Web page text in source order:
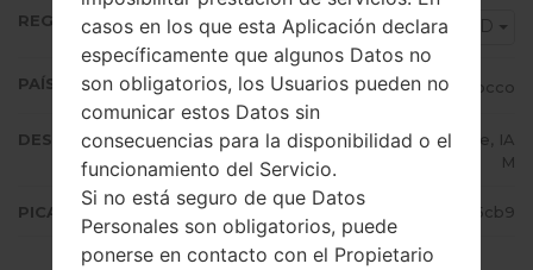
REGIÓN MWD
PAÍS (UN/EL PAÍS) Morocco
DESCRIPCIÓN
Meditel, WANA GSM, Vodafone, IA
M
PICADILLO ea7c1c1daa8dd8fdd94bde68e7375cb9
casos en los que esta Aplicación declara
específicamente que algunos Datos no
son obligatorios, los Usuarios pueden no
comunicar estos Datos sin
consecuencias para la disponibilidad o el
funcionamiento del Servicio.
Si no está seguro de que Datos
Personales son obligatorios, puede
ponerse en contacto con el Propietario